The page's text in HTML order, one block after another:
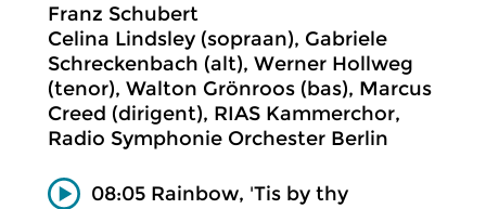
Franz Schubert
Celina Lindsley (sopraan), Gabriele
Schreckenbach (alt), Werner Hollweg
(tenor), Walton Grönroos (bas), Marcus
Creed (dirigent), RIAS Kammerchor,
Radio Symphonie Orchester Berlin
08:05 Rainbow, 'Tis by thy